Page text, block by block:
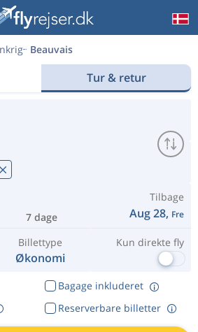
Beauvais
Tur & retur
7 dage
Tilbage
Aug 28, Fre
Billettype
Økonomi
Kun direkte fly
Bagage inkluderet
Reserverbare billetter